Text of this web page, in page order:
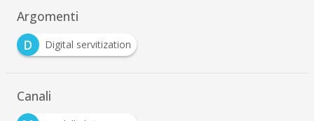
Argomenti
D
Digital servitization
Canali